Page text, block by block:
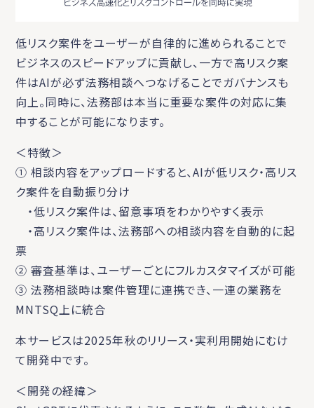
低リスク案件をユーザーが自律的に進められることで
ビジネスのスピードアップに貢献し、一方で高リスク案
件はAIが必ず法務相談へつなげることでガバナンスも
向上。同時に、法務部は本当に重要な案件の対応に集
中することが可能になります。
＜特徴＞
① 相談内容をアップロードすると、AIが低リスク・高リス
ク案件を自動振り分け
・低リスク案件は、留意事項をわかりやすく表示
・高リスク案件は、法務部への相談内容を自動的に起
票
② 審査基準は、ユーザーごとにフルカスタマイズが可能
③ 法務相談時は案件管理に連携でき、一連の業務を
MNTSQ上に統合
本サービスは2025年秋のリリース・実利用開始にむけ
て開発中です。
＜開発の経緯＞